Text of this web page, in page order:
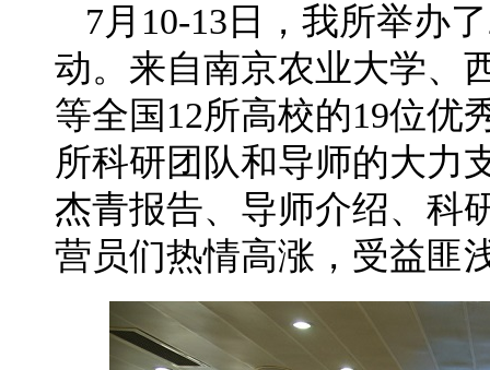
7月10-13日，我所举办
动。来自南京农业大学、
等全国12所高校的19位优
所科研团队和导师的大力
杰青报告、导师介绍、科
营员们热情高涨，受益匪